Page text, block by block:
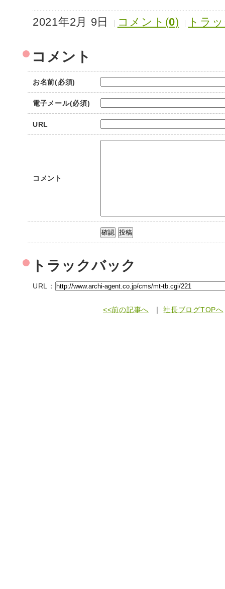
2021年2月 9日 コメント(0) トラ
コメント
お名前(必須)
電子メール(必須)
URL
コメント
トラックバック
URL：
<<前の記事へ ｜ 社長ブログTOPへ